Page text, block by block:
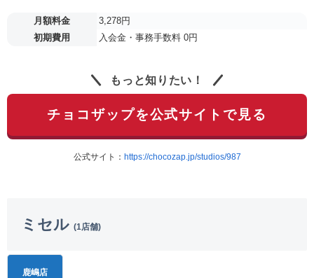
月額料金
3,278円
初期費用
入会金・事務手数料 0円
もっと知りたい！
チョコザップを公式サイトで見る
公式サイト： https://chocozap.jp/studios/987
ミセル (1店舗)
鹿嶋店